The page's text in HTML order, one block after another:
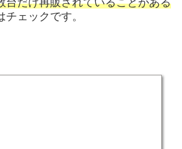
ェックです。